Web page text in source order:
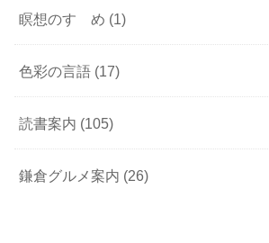
瞑想のすゝめ (1)
色彩の言語 (17)
読書案内 (105)
鎌倉グルメ案内 (26)